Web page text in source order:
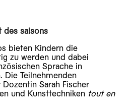
des saisons
bieten Kindern die
zu werden und dabei
Sprache in
Die Teilnehmenden
Sarah Fischer
und Kunsttechniken tout en